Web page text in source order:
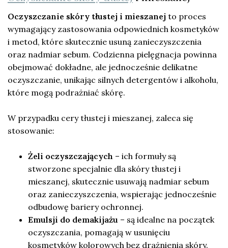
Oczyszczanie skóry tłustej i mieszanej to proces
wymagający zastosowania odpowiednich kosmetyków
i metod, które skutecznie usuną zanieczyszczenia
oraz nadmiar sebum. Codzienna pielęgnacja powinna
obejmować dokładne, ale jednocześnie delikatne
oczyszczanie, unikając silnych detergentów i alkoholu,
które mogą podrażniać skórę.
W przypadku cery tłustej i mieszanej, zaleca się
stosowanie:
Żeli oczyszczających – ich formuły są
stworzone specjalnie dla skóry tłustej i
mieszanej, skutecznie usuwają nadmiar sebum
oraz zanieczyszczenia, wspierając jednocześnie
odbudowę bariery ochronnej.
Emulsji do demakijażu – są idealne na początek
oczyszczania, pomagają w usunięciu
kosmetyków kolorowych bez drażnienia skóry.